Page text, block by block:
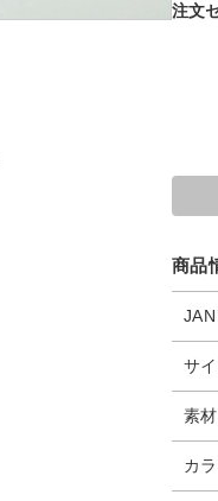
注文
商品
サ
素材
カ